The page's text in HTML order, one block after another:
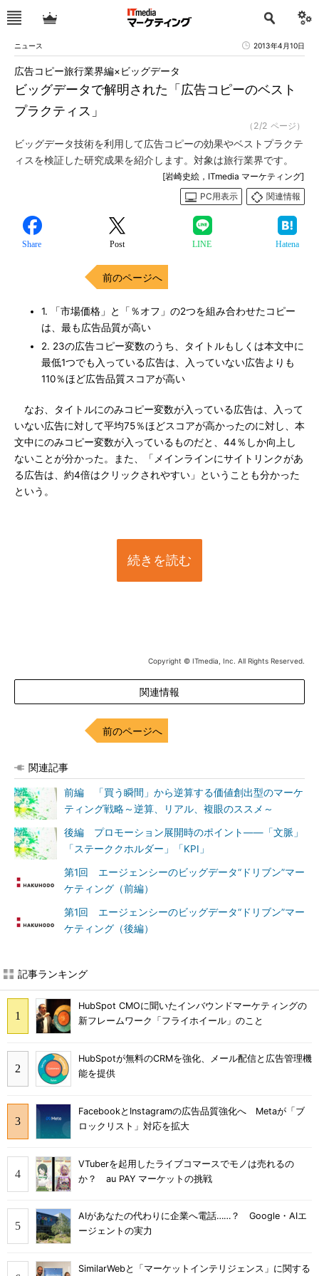
ニュース 2013年4月10日
ビッグデータで解明された「広告コピーのベスト
プラクティス」
広告コピー旅行業界編×ビッグデータ
（2/2 ページ）
ビッグデータ技術を利用して広告コピーの効果やベストプラクテ
ィスを検証した研究成果を紹介します。対象は旅行業界です。
[岩崎史絵，ITmedia マーケティング]
PC用表示
関連情報
Share Post LINE Hatena
前のページへ
1. 「市場価格」と「％オフ」の2つを組み合わせたコピー
は、最も広告品質が高い
2. 23の広告コピー変数のうち、タイトルもしくは本文中に
最低1つでも入っている広告は、入っていない広告よりも
110％ほど広告品質スコアが高い
なお、タイトルにのみコピー変数が入っている広告は、入って
いない広告に対して平均75％ほどスコアが高かったのに対し、本
文中にのみコピー変数が入っているものだと、44％しか向上し
ないことが分かった。また、「メインラインにサイトリンクがあ
る広告は、約4倍はクリックされやすい」ということも分かった
という。
続きを読む
Copyright © ITmedia, Inc. All Rights Reserved.
関連情報
前のページへ
関連記事
前編 「買う瞬間」から逆算する価値創出型のマーケ
ティング戦略～逆算、リアル、複眼のススメ～
後編 プロモーション展開時のポイント――「文脈」
「ステーククホルダー」「KPI」
第1回 エージェンシーのビッグデータ“ドリブン”マー
ケティング（前編）
第1回 エージェンシーのビッグデータ“ドリブン”マー
ケティング（後編）
記事ランキング
HubSpot CMOに聞いたインバウンドマーケティングの
新フレームワーク「フライホイール」のこと
HubSpotが無料のCRMを強化、メール配信と広告管理機
能を提供
FacebookとInstagramの広告品質強化へ Metaが「ブ
ロックリスト」対応を拡大
VTuberを起用したライブコマースでモノは売れるの
か？ au PAY マーケットの挑戦
AIがあなたの代わりに企業へ電話……？ Google・AIエ
ージェントの実力
SimilarWebと「マーケットインテリジェンス」に関する